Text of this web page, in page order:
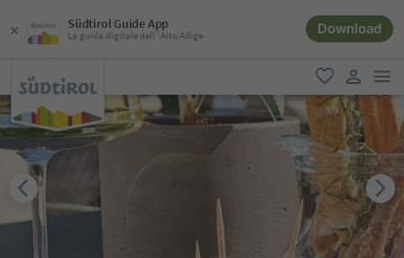
Südtirol Guide App
La guida digitale dell´Alto Adige Download
favoriti
user link